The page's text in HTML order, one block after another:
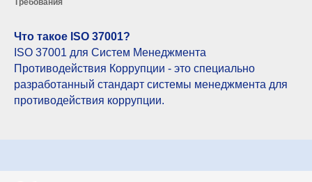
Требования
Что такое ISO 37001?
ISO 37001 для Систем Менеджмента
Противодействия Коррупции - это специально
разработанный стандарт системы менеджмента для
противодействия коррупции.